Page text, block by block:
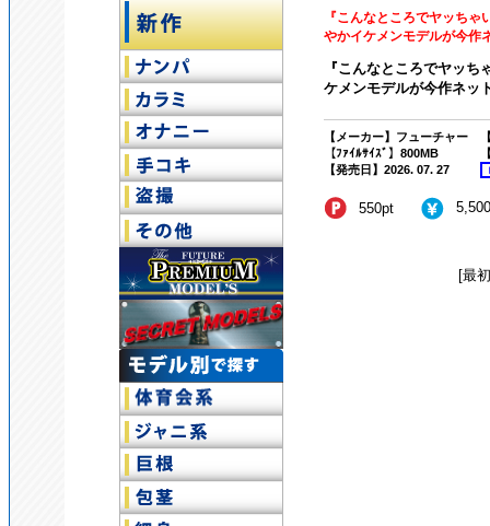
『こんなところでヤッち
やかイケメンモデルが今作
『こんなところでヤッ
ケメンモデルが今作ネッ
【メーカー】フューチャー
【ﾌｧｲﾙｻｲｽﾞ】800MB
【発売日】2026. 07. 27
550pt
[最